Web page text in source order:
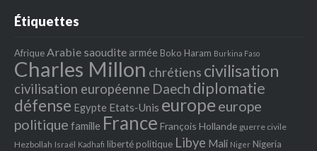
Étiquettes
AfriqueArabie saoudite armée Boko Haram Burkina Faso
Charles Millon chrétiens civilisation
civilisation européenne Daech diplomatie
défense Egypte Etats‐Unis europeeurope
politique famille France François Hollande guerre civile
Hezbollah Israël Kadhafi liberté politique Libye Mali Niger Nigeria